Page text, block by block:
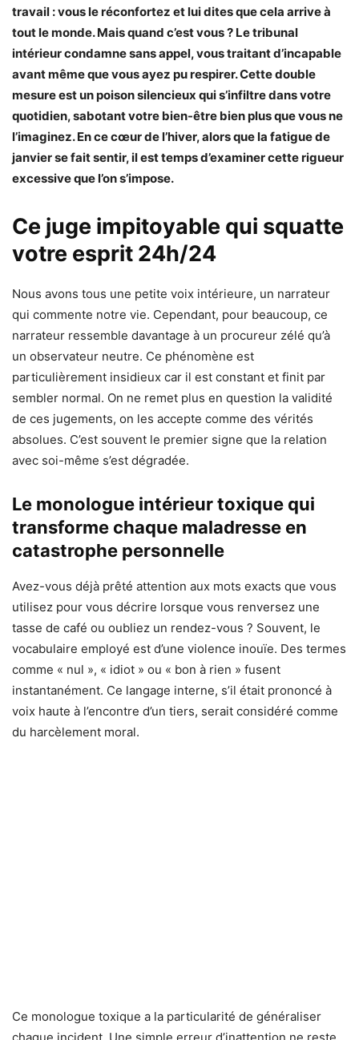
travail : vous le réconfortez et lui dites que cela arrive à
tout le monde. Mais quand c’est vous ? Le tribunal
intérieur condamne sans appel, vous traitant d’incapable
avant même que vous ayez pu respirer. Cette double
mesure est un poison silencieux qui s’infiltre dans votre
quotidien, sabotant votre bien-être bien plus que vous ne
l’imaginez. En ce cœur de l’hiver, alors que la fatigue de
janvier se fait sentir, il est temps d’examiner cette rigueur
excessive que l’on s’impose.
Ce juge impitoyable qui squatte
votre esprit 24h/24
Nous avons tous une petite voix intérieure, un narrateur
qui commente notre vie. Cependant, pour beaucoup, ce
narrateur ressemble davantage à un procureur zélé qu’à
un observateur neutre. Ce phénomène est
particulièrement insidieux car il est constant et finit par
sembler normal. On ne remet plus en question la validité
de ces jugements, on les accepte comme des vérités
absolues. C’est souvent le premier signe que la relation
avec soi-même s’est dégradée.
Le monologue intérieur toxique qui
transforme chaque maladresse en
catastrophe personnelle
Avez-vous déjà prêté attention aux mots exacts que vous
utilisez pour vous décrire lorsque vous renversez une
tasse de café ou oubliez un rendez-vous ? Souvent, le
vocabulaire employé est d’une violence inouïe. Des termes
comme « nul », « idiot » ou « bon à rien » fusent
instantanément. Ce langage interne, s’il était prononcé à
voix haute à l’encontre d’un tiers, serait considéré comme
du harcèlement moral.
Ce monologue toxique a la particularité de généraliser